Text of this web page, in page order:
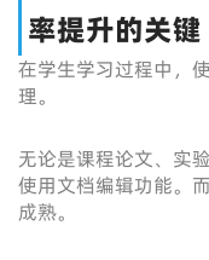
率提升的关键
在学生学习过程中，
理。
无论是课程论文、实
使用文档编辑功能。
成熟。